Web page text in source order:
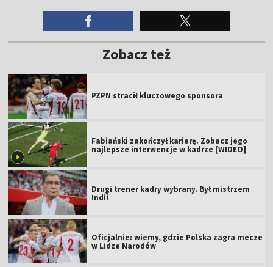
Zobacz też
PZPN stracił kluczowego sponsora
Fabiański zakończył karierę. Zobacz jego
najlepsze interwencje w kadrze [WIDEO]
Drugi trener kadry wybrany. Był mistrzem
Indii
Oficjalnie: wiemy, gdzie Polska zagra mecze
w Lidze Narodów